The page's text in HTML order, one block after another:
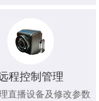
程控制管理
直播设备及修改参数